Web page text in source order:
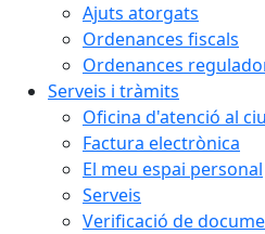
Ajuts atorgats
Ordenances fiscals
Ordenances
Serveis i tràmits
Oficina d'atenció al
Factura electrònica
El meu espai personal
Serveis
Verificació de